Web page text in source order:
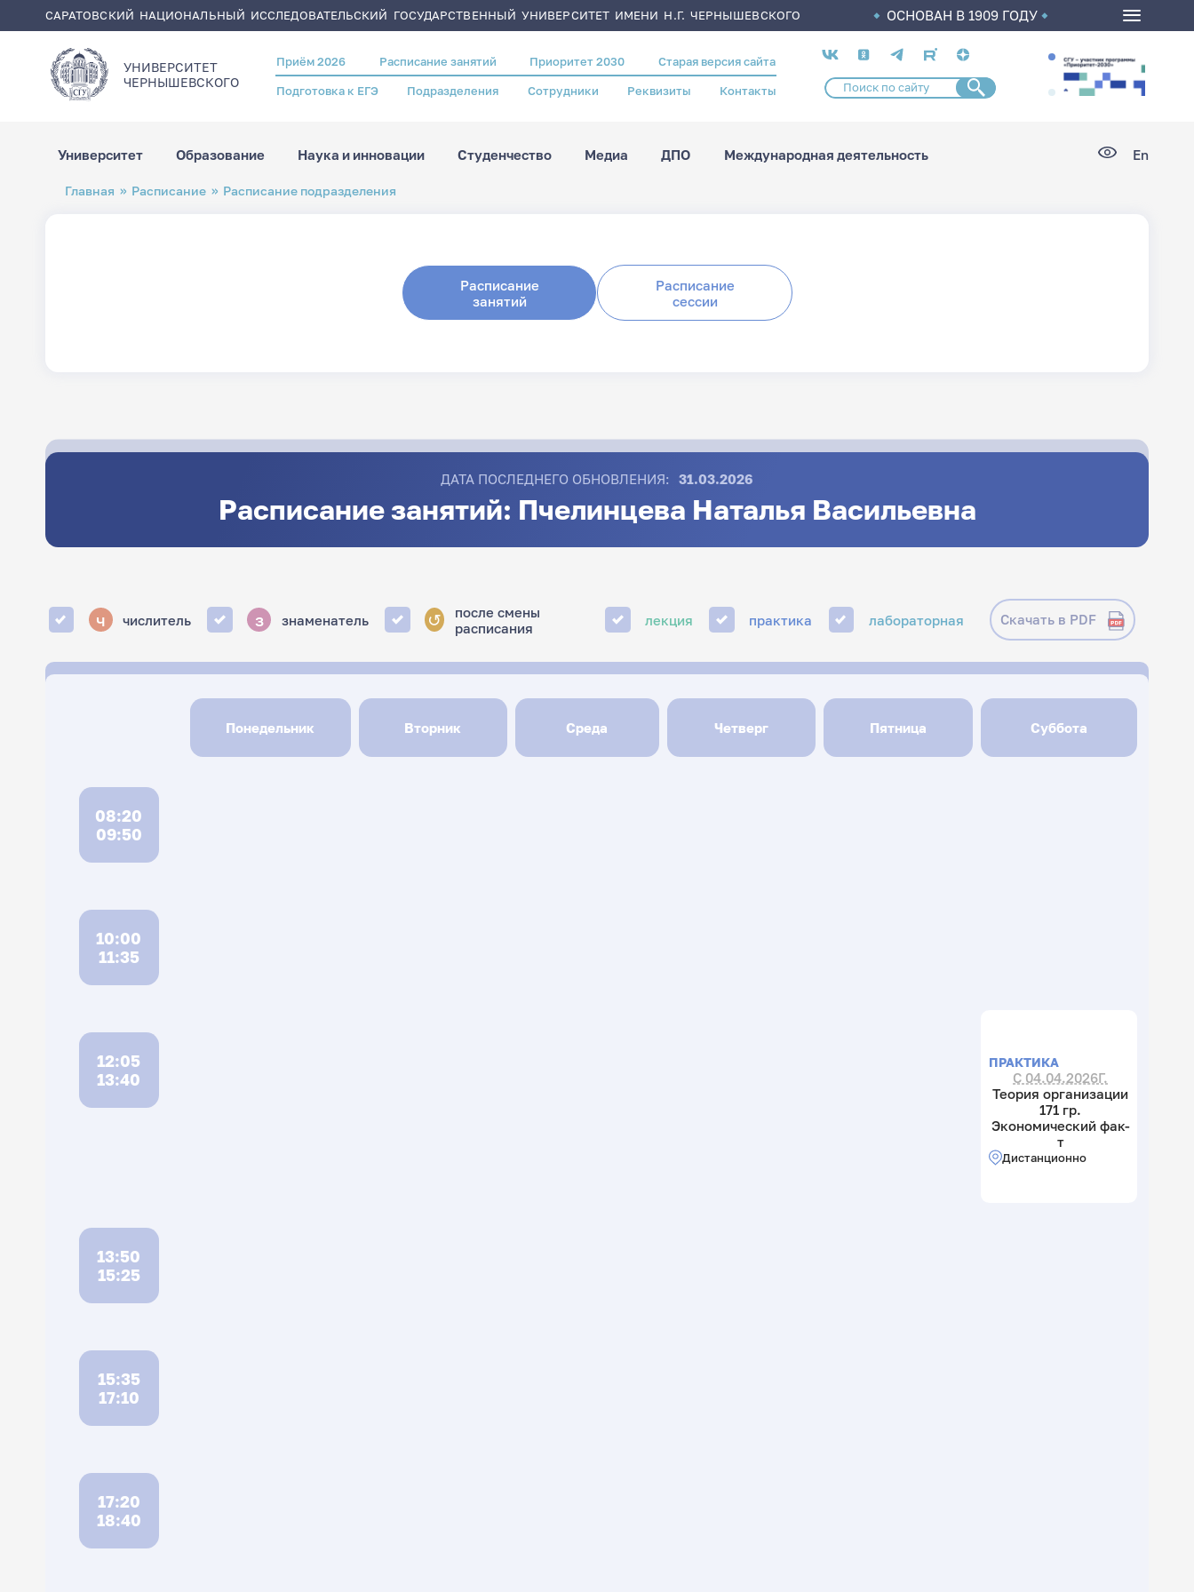
САРАТОВСКИЙ НАЦИОНАЛЬНЫЙ ИССЛЕДОВАТЕЛЬСКИЙ ГОСУДАРСТВЕННЫЙ УНИВЕРСИТЕТ ИМЕНИ Н.Г. ЧЕРНЫШЕВСКОГО ОСНОВАН В 1909 ГОДУ
УНИВЕРСИТЕТ
ЧЕРНЫШЕВСКОГO
Header
menu
Приём 2026 Расписание занятий Приоритет 2030 Старая версия сайта
Подготовка к ЕГЭ Подразделения Сотрудники Реквизиты Контакты
Социальные
сети
Университет Образование Наука и инновации Студенчество Медиа ДПО Международная деятельность En
Строка
навигации
Главная Расписание Расписание подразделения
Расписание
занятий
Расписание
сессии
ДАТА ПОСЛЕДНЕГО ОБНОВЛЕНИЯ: 31.03.2026
Расписание занятий: Пчелинцева Наталья Васильевна
ч числитель з знаменатель ↺
после смены
расписания
лекция практика лабораторная Скачать в PDF
Понедельник Вторник Среда Четверг Пятница Суббота
08:20
09:50
10:00
11:35
12:05
13:40
ПРАКТИКА
С 04.04.2026Г.
Теория организации
171 гр.
Экономический фак-
т
Дистанционно
13:50
15:25
15:35
17:10
17:20
18:40